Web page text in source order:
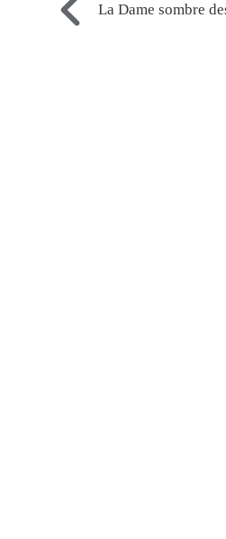
La Dame sombre